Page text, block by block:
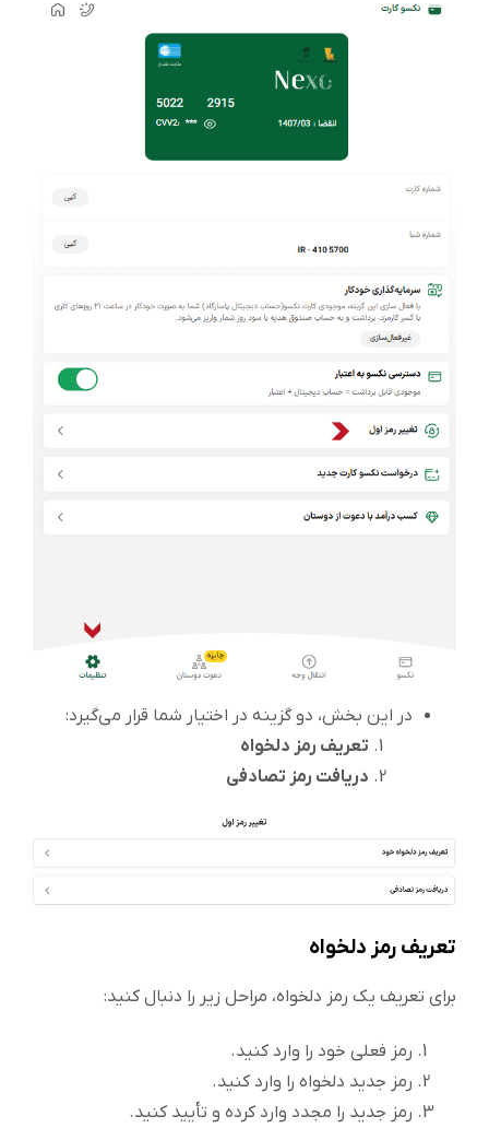
در این بخش، دو گزینه در اختیار شما قرار می‌گیرد:
تعریف رمز دلخواه
دریافت رمز تصادفی
تعریف رمز دلخواه
برای تعریف یک رمز دلخواه، مراحل زیر را دنبال کنید:
رمز فعلی خود را وارد کنید.
رمز جدید دلخواه را وارد کنید.
رمز جدید را مجدد وارد کرده و تأیید کنید.